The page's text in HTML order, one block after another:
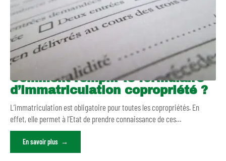
Comment remplir le formulaire
d’immatriculation copropriété ?
L’immatriculation est obligatoire pour toutes les copropriétés. En
effet, elle permet à l’Etat de prendre connaissance de ces…
En savoir plus